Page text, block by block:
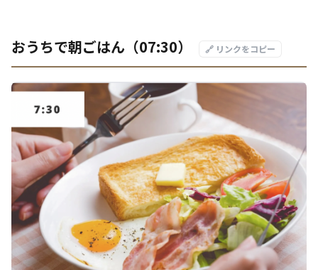
おうちで朝ごはん（07:30） 🔗 リンクをコピー